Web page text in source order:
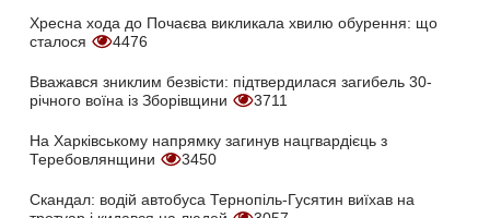
Хресна хода до Почаєва викликала хвилю обурення: що
сталося
4476
Вважався зниклим безвісти: підтвердилася загибель 30-
річного воїна із Зборівщини
3711
На Харківському напрямку загинув нацгвардієць з
Теребовлянщини
3450
Скандал: водій автобуса Тернопіль-Гусятин виїхав на